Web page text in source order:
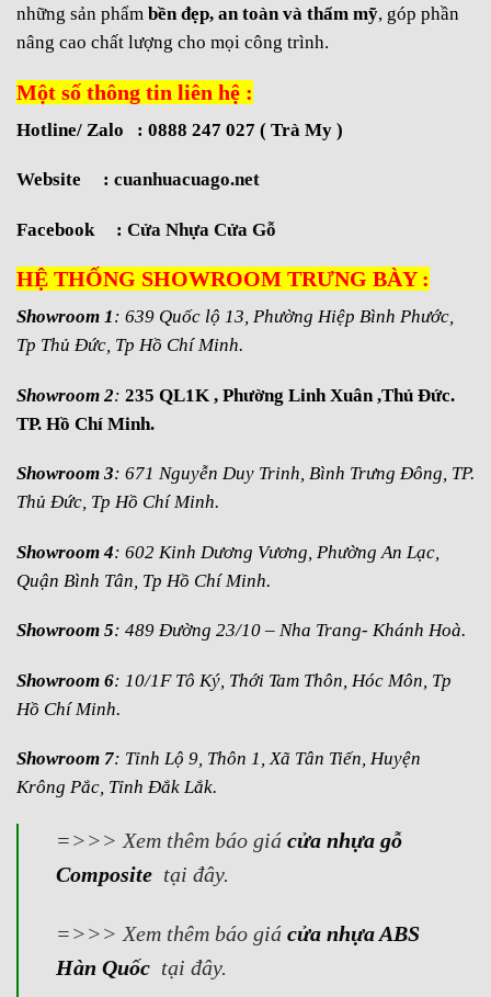
những sản phẩm bền đẹp, an toàn và thẩm mỹ, góp phần
nâng cao chất lượng cho mọi công trình.
Một số thông tin liên hệ :
Hotline/ Zalo : 0888 247 027 ( Trà My )
Website : cuanhuacuago.net
Facebook : Cửa Nhựa Cửa Gỗ
HỆ THỐNG SHOWROOM TRƯNG BÀY :
Showroom 1: 639 Quốc lộ 13, Phường Hiệp Bình Phước,
Tp Thủ Đức, Tp Hồ Chí Minh.
Showroom 2: 235 QL1K , Phường Linh Xuân ,Thủ Đức.
TP. Hồ Chí Minh.
Showroom 3: 671 Nguyễn Duy Trinh, Bình Trưng Đông, TP.
Thủ Đức, Tp Hồ Chí Minh.
Showroom 4: 602 Kinh Dương Vương, Phường An Lạc,
Quận Bình Tân, Tp Hồ Chí Minh.
Showroom 5: 489 Đường 23/10 – Nha Trang- Khánh Hoà.
Showroom 6: 10/1F Tô Ký, Thới Tam Thôn, Hóc Môn, Tp
Hồ Chí Minh.
Showroom 7: Tỉnh Lộ 9, Thôn 1, Xã Tân Tiến, Huyện
Krông Pắc, Tỉnh Đắk Lắk.
=>>> Xem thêm báo giá cửa nhựa gỗ
Composite tại đây.
=>>> Xem thêm báo giá cửa nhựa ABS
Hàn Quốctại đây.